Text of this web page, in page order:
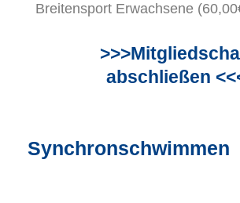
Breitensport Erwachsene
abschließen
Synchronschwimmen